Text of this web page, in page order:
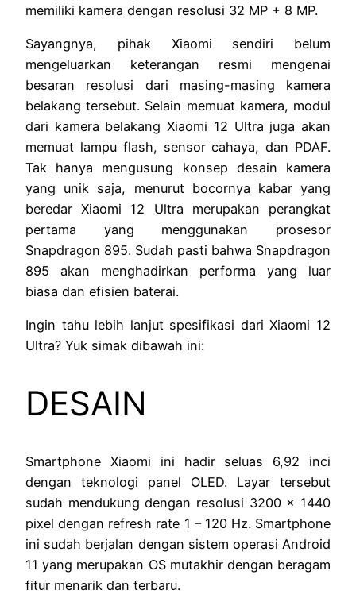
memiliki kamera dengan resolusi 32 MP + 8 MP.
Sayangnya, pihak Xiaomi sendiri belum
mengeluarkan keterangan resmi mengenai
besaran resolusi dari masing-masing kamera
belakang tersebut. Selain memuat kamera, modul
dari kamera belakang Xiaomi 12 Ultra juga akan
memuat lampu flash, sensor cahaya, dan PDAF.
Tak hanya mengusung konsep desain kamera
yang unik saja, menurut bocornya kabar yang
beredar Xiaomi 12 Ultra merupakan perangkat
pertama yang menggunakan prosesor
Snapdragon 895. Sudah pasti bahwa Snapdragon
895 akan menghadirkan performa yang luar
biasa dan efisien baterai.
Ingin tahu lebih lanjut spesifikasi dari Xiaomi 12
Ultra? Yuk simak dibawah ini:
DESAIN
Smartphone Xiaomi ini hadir seluas 6,92 inci
dengan teknologi panel OLED. Layar tersebut
sudah mendukung dengan resolusi 3200 x 1440
pixel dengan refresh rate 1 – 120 Hz. Smartphone
ini sudah berjalan dengan sistem operasi Android
11 yang merupakan OS mutakhir dengan beragam
fitur menarik dan terbaru.